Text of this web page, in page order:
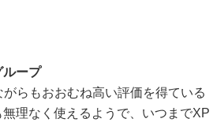
ループ
らもおおむね高い評価を得ている
理なく使えるようで、いつまでXP